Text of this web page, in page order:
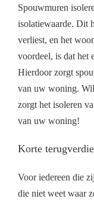
Spouwmuren
isolatiewaarde. Dit
verliest, en het
voordeel, is dat het
Hierdoor zorgt
van uw woning.
zorgt het isoleren
van uw woning!
Korte
Voor iedereen die
die niet weet waar